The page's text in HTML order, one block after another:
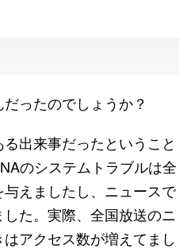
ったのでしょうか？
出来事だったということ
のシステムトラブルは全
えましたし、ニュースで
た。実際、全国放送のニ
アクセス数が増えてまし